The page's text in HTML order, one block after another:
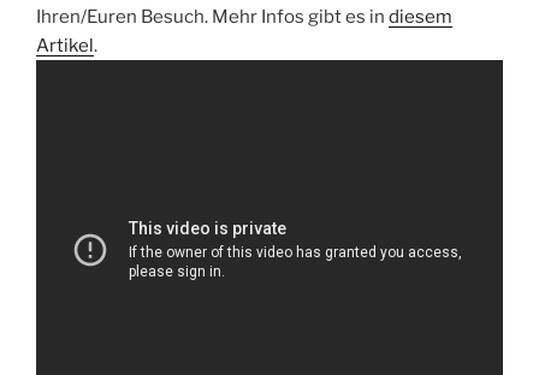
Ihren/Euren Besuch. Mehr Infos gibt es in diesem
Artikel.